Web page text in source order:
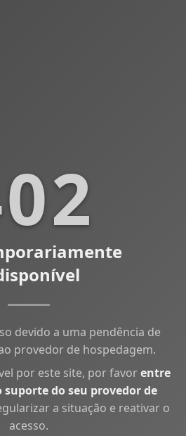
devido a uma pendência de
provedor de hospedagem.
por este site, por favorentre
do seu provedor de
a situação e reativar o
acesso.